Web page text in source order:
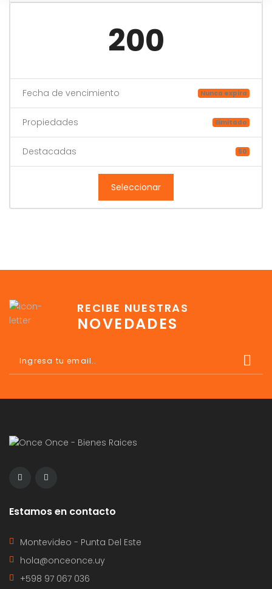
200
Fecha de vencimiento Nunca expira
Propiedades Ilimitado
Destacadas 50
Seleccionar
RECIBE NUESTRAS
NOVEDADES
Estamos en contacto
Montevideo - Punta Del Este
hola@onceonce.uy
+598 97 067 036